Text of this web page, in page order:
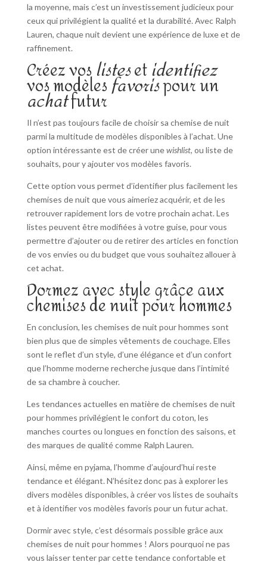
la moyenne, mais c’est un investissement judicieux pour
ceux qui privilégient la qualité et la durabilité. Avec Ralph
Lauren, chaque nuit devient une expérience de luxe et de
raffinement.
Créez voslistesetidentifiez
vos modèlesfavorispour un
achatfutur
Il n’est pas toujours facile de choisir sa chemise de nuit
parmi la multitude de modèles disponibles à l’achat. Une
option intéressante est de créer unewishlist, ou liste de
souhaits, pour y ajouter vos modèles favoris.
Cette option vous permet d’identifier plus facilement les
chemises de nuit que vous aimeriez acquérir, et de les
retrouver rapidement lors de votre prochain achat. Les
listes peuvent être modifiées à votre guise, pour vous
permettre d’ajouter ou de retirer des articles en fonction
de vos envies ou du budget que vous souhaitez allouer à
cet achat.
Dormez avec style grâce aux
chemises de nuit pour hommes
En conclusion, les chemises de nuit pour hommes sont
bien plus que de simples vêtements de couchage. Elles
sont le reflet d’un style, d’une élégance et d’un confort
que l’homme moderne recherche jusque dans l’intimité
de sa chambre à coucher.
Les tendances actuelles en matière de chemises de nuit
pour hommes privilégient le confort du coton, les
manches courtes ou longues en fonction des saisons, et
des marques de qualité comme Ralph Lauren.
Ainsi, même en pyjama, l’homme d’aujourd’hui reste
tendance et élégant. N’hésitez donc pas à explorer les
divers modèles disponibles, à créer vos listes de souhaits
et à identifier vos modèles favoris pour un futur achat.
Dormir avec style, c’est désormais possible grâce aux
chemises de nuit pour hommes ! Alors pourquoi ne pas
vous laisser tenter par cette tendance confortable et